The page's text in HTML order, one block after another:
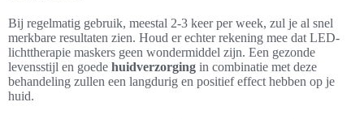
Bij regelmatig gebruik, meestal 2-3 keer per week, zul je al snel
merkbare resultaten zien. Houd er echter rekening mee dat LED-
lichttherapie maskers geen wondermiddel zijn. Een gezonde
levensstijl en goede huidverzorging in combinatie met deze
behandeling zullen een langdurig en positief effect hebben op je
huid.